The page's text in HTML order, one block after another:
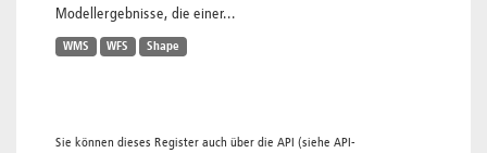
Modellergebnisse, die einer...
WMS WFS Shape
Sie können dieses Register auch über die API (siehe API-